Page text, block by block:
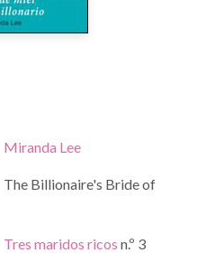
Miranda Lee
The Billionaire's Bride of
Tres maridos ricos n.º 3